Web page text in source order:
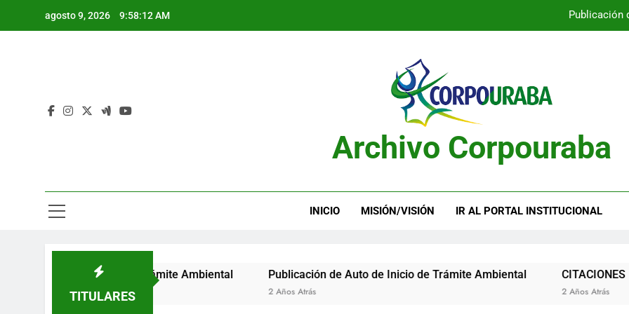
agosto 9, 2026 9:58:13 AM Publicación
Publicación
Archivo Corpouraba
INICIO MISIÓN/VISIÓN IR AL PORTAL INSTITUCIONAL
TITULARES
de Inicio de Trámite Ambiental Publicación de Auto de Inicio de Trámite Ambiental CITACIONES